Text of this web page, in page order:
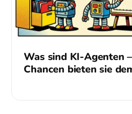
Was sind KI-Agenten
Chancen bieten sie